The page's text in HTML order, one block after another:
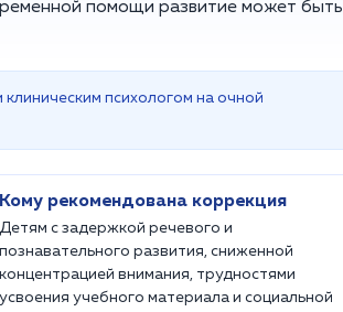
помощи развитие может быть
психологом на очной
Кому рекомендована коррекция
Детям с задержкой речевого и
познавательного развития, сниженной
концентрацией внимания, трудностями
усвоения учебного материала и социальной